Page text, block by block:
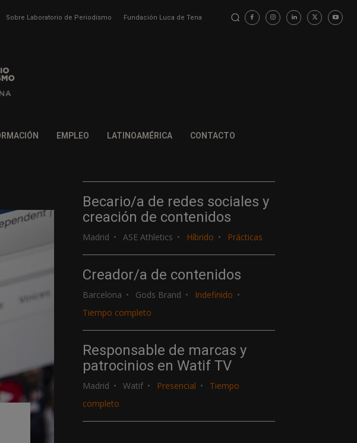
Sobre Laboratorio de Periodismo Fundación Luca de Tena
EMPLEO LATINOAMÉRICA CONTACTO
Becario/a de redes sociales y
creación de contenidos
Madrid ASE Athletics Híbrido Prácticas
Creador/a de contenidos
Barcelona Gods Brand
Indefinido
Tiempo completo
Responsable de marcas y
patrocinios en Watif TV
Madrid Watif Presencial
Tiempo
completo